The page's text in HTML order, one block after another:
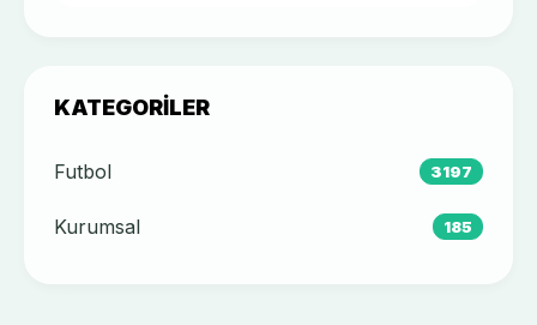
KATEGORILER
Futbol 3197
Kurumsal 185